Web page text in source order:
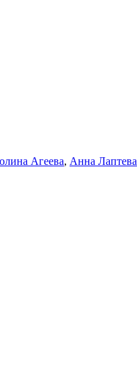
Агеева, Анна Лаптева